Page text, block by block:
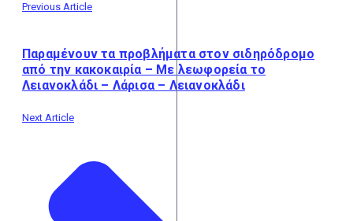
Previous Article
Παραμένουν τα προβλήματα στον σιδηρόδρομο
από την κακοκαιρία – Με λεωφορεία το
Λειανοκλάδι – Λάρισα – Λειανοκλάδι
Next Article